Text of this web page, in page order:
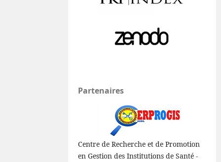
Partenaires
Centre de Recherche et de Promotion
en Gestion des Institutions de Santé -